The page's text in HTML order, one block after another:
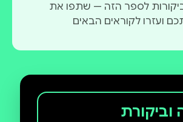
ביקורות לספר הזה — שתפו את
ועזרו לקוראים הבאים
וביקורת